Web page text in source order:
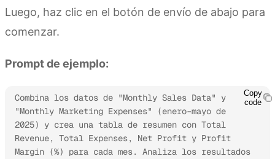
Luego, haz clic en el botón de envío de abajo para
comenzar.
Prompt de ejemplo:
Combina los datos de "Monthly Sales Data" y
"Monthly Marketing Expenses" (enero–mayo de
2025) y crea una tabla de resumen con Total
Revenue, Total Expenses, Net Profit y Profit
Margin (%) para cada mes. Analiza los resultados
Copy
code